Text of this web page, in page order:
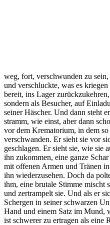
weg, fort, verschwunden zu sein,
und verschluckte, was es
bereit, ins Lager
sondern als Besucher, auf
seiner Häscher. Und dann steht
stramm, wie einst, aber dann
vor dem Krematorium, in dem
verschwanden. Er sieht sie vor
geschlagen. Er sieht sie, wie sie
ihn zukommen, eine ganze
mit offenen Armen und Tränen
ihn wiederzusehen. Doch da
ihm, eine brutale Stimme mischt
und zertrampelt sie. Und als er
Schergen in seiner schwarzen
Hand und einem Satz im Mund,
ist schwerer zu ertragen als eine